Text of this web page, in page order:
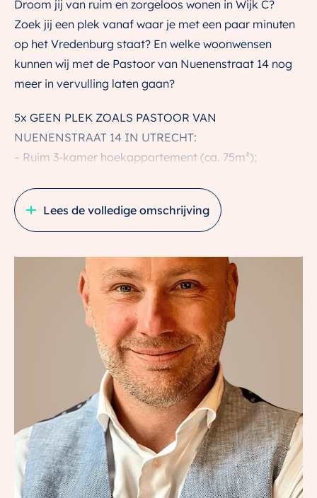
Droom jij van ruim en zorgeloos wonen in Wijk C?
Zoek jij een plek vanaf waar je met een paar minuten
op het Vredenburg staat? En welke woonwensen
kunnen wij met de Pastoor van Nuenenstraat 14 nog
meer in vervulling laten gaan?
5x GEEN PLEK ZOALS PASTOOR VAN
NUENENSTRAAT 14 IN UTRECHT:
– Ruim 3-kamer hoekappartement (ca. 75m²);
– Riante woonkamer;
– Met 5 minuten sta je op Vredenburg, zit je in een de
bus of in de trein;
– Fantastische lichtinval.
Welkom op de Pastoor van Nuenenstraat 14, een ruim
3-kamer appartement op de tweede verdieping van
een goed onderhouden appartementencomplex. In
het bruisende centrum van Utrecht, op een rustige
locatie vlak bij de singel, ligt dit sfeervolle
appartement. De ideale woonplek met tal van
voorzieningen binnen handbereik. Op slechts 400
meter hemelsbreed van NS-station Utrecht Centraal
en Hoog Catharijne, geniet je van uitstekende
bereikbaarheid. Daarnaast ligt het zonnige Park
Paardenveld op loopafstand, net als diverse gezellige
Lees de volledige omschrijving